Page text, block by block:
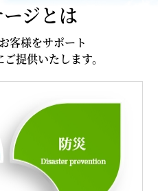
ジとは
客様をサポート
提供いたします。